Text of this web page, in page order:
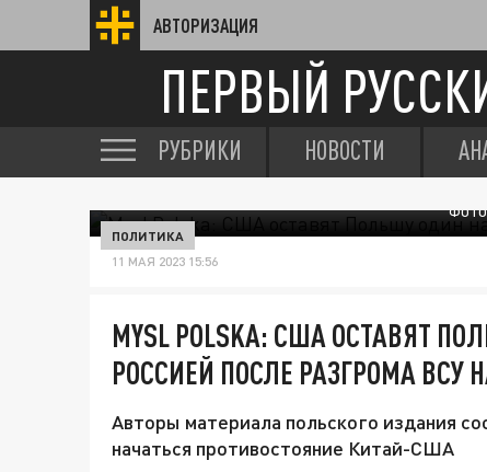
АВТОРИЗАЦИЯ
ПЕРВЫЙ
РУБРИКИ НОВОСТИ
ФОТО:
ПОЛИТИКА
11 МАЯ 2023 15:56
MYSL POLSKA: США ОСТАВЯТ
РОССИЕЙ ПОСЛЕ РАЗГРОМА ВСУ
Авторы материала польского издания
начаться противостояние Китай-США